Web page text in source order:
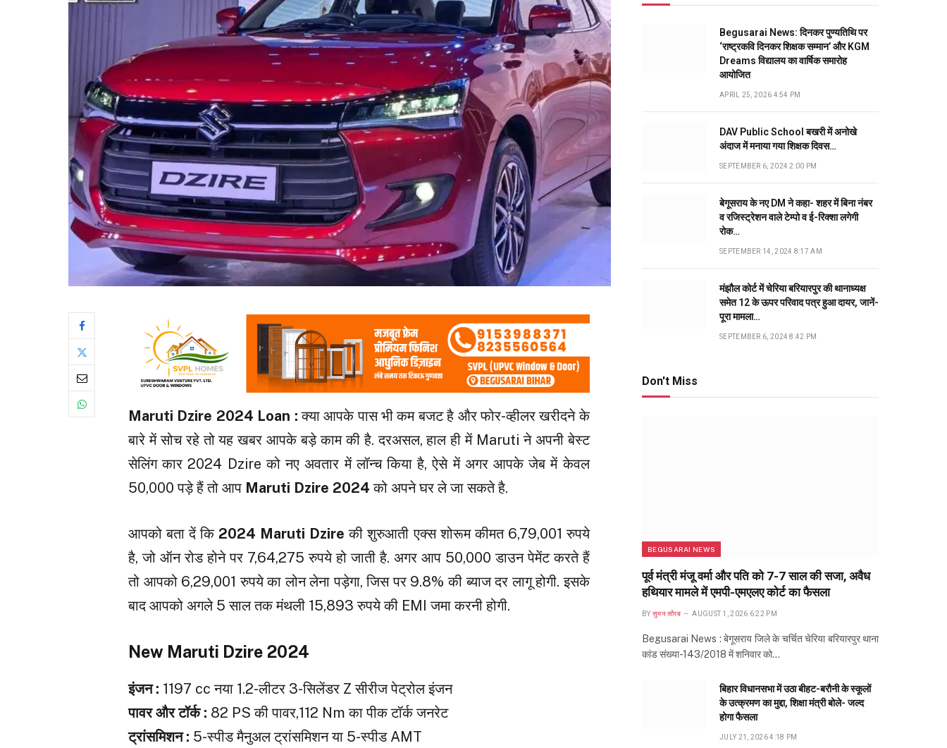
Maruti Dzire 2024 Loan :क्या आपके पास भी कम बजट है और फोर-व्हीलर खरीदने के
बारे में सोच रहे तो यह खबर आपके बड़े काम की है. दरअसल, हाल ही में Maruti ने अपनी बेस्ट
सेलिंग कार 2024 Dzire को नए अवतार में लॉन्च किया है, ऐसे में अगर आपके जेब में केवल
₹50,000 पड़े हैं तो आप Maruti Dzire 2024को अपने घर ले जा सकते है.
आपको बता दें कि 2024 Maruti Dzireकी शुरुआती एक्स शोरूम कीमत 6,79,001 रुपये
है, जो ऑन रोड होने पर 7,64,275 रुपये हो जाती है. अगर आप ₹50,000 डाउन पेमेंट करते हैं
तो आपको 6,29,001 रुपये का लोन लेना पड़ेगा, जिस पर 9.8% की ब्याज दर लागू होगी. इसके
बाद आपको अगले 5 साल तक मंथली 15,893 रुपये की EMI जमा करनी होगी.
New Maruti Dzire 2024
इंजन : 1197 cc नया 1.2-लीटर 3-सिलेंडर Z सीरीज पेट्रोल इंजन
पावर और टॉर्क : 82 PS की पावर,112 Nm का पीक टॉर्क जनरेट
ट्रांसमिशन : 5-स्पीड मैनुअल ट्रांसमिशन या 5-स्पीड AMT
Begusarai News: दिनकर पुण्यतिथि पर
‘राष्ट्रकवि दिनकर शिक्षक सम्मान’ और KGM
Dreams विद्यालय का वार्षिक समारोह
आयोजित
APRIL 25, 2026 4:54 PM
DAV Public School बखरी में अनोखे
अंदाज में मनाया गया शिक्षक दिवस…
SEPTEMBER 6, 2024 2:00 PM
बेगूसराय के नए DM ने कहा- शहर में बिना नंबर
व रजिस्ट्रेशन वाले टेम्पो व ई-रिक्शा लगेगी
रोक…
SEPTEMBER 14, 2024 8:17 AM
मंझौल कोर्ट में चेरिया बरियारपुर की थानाध्यक्ष
समेत 12 के ऊपर परिवाद पत्र हुआ दायर, जानें-
पूरा मामला…
SEPTEMBER 6, 2024 8:42 PM
Don't Miss
BEGUSARAI NEWS
पूर्व मंत्री मंजू वर्मा और पति को 7-7 साल की सजा, अवैध
हथियार मामले में एमपी-एमएलए कोर्ट का फैसला
BY सुमन सौरब AUGUST 1, 2026 6:22 PM
Begusarai News : बेगूसराय जिले के चर्चित चेरिया बरियारपुर थाना
कांड संख्या-143/2018 में शनिवार को…
बिहार विधानसभा में उठा बीहट-बरौनी के स्कूलों
के उत्क्रमण का मुद्दा, शिक्षा मंत्री बोले- जल्द
होगा फैसला
JULY 21, 2026 4:18 PM